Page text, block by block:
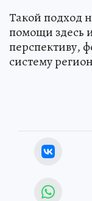
Такой подход
помощи здесь
перспективу,
систему